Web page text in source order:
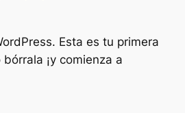
Esta es tu primera
¡y comienza a